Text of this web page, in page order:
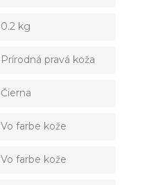
0.2 kg
Prírodná pravá koža
Čierna
Vo farbe kože
Vo farbe kože